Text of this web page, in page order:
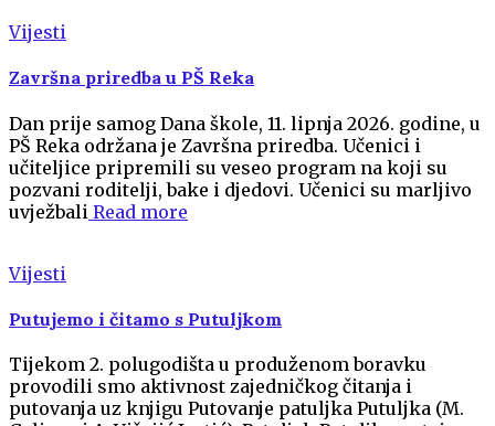
Vijesti
Završna priredba u PŠ Reka
Dan prije samog Dana škole, 11. lipnja 2026. godine, u
PŠ Reka održana je Završna priredba. Učenici i
učiteljice pripremili su veseo program na koji su
pozvani roditelji, bake i djedovi. Učenici su marljivo
uvježbali Read more
Vijesti
Putujemo i čitamo s Putuljkom
Tijekom 2. polugodišta u produženom boravku
provodili smo aktivnost zajedničkog čitanja i
putovanja uz knjigu Putovanje patuljka Putuljka (M.